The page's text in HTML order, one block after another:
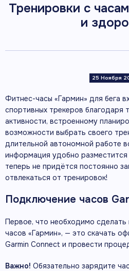
Тренировки с
и
25 Ноября
Фитнес-часы «Гармин» для бега
спортивных трекеров благодаря
активности, встроенному
возможности выбрать своего
длительной автономной работе
информация удобно
теперь не придётся постоянно
отвлекаться от тренировок!
Подключение часов
Первое, что необходимо сделать
часов «Гармин», — это скачать
Garmin Connect и провести
Важно! Обязательно зарядите